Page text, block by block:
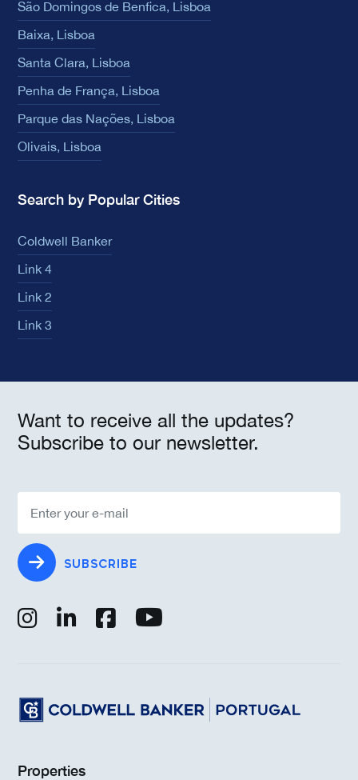
São Domingos de Benfica, Lisboa
Baixa, Lisboa
Santa Clara, Lisboa
Penha de França, Lisboa
Parque das Nações, Lisboa
Olivais, Lisboa
Search by Popular Cities
Coldwell Banker
Link 4
Link 2
Link 3
Want to receive all the updates?
Subscribe to our newsletter.
SUBSCRIBE
Properties